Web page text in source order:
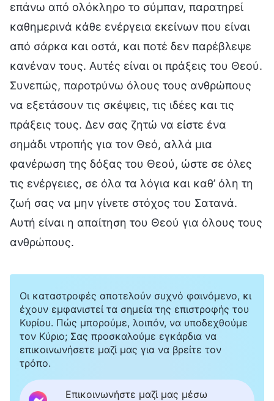
επάνω από ολόκληρο το σύμπαν, παρατηρεί
καθημερινά κάθε ενέργεια εκείνων που είναι
από σάρκα και οστά, και ποτέ δεν παρέβλεψε
κανέναν τους. Αυτές είναι οι πράξεις του Θεού.
Συνεπώς, παροτρύνω όλους τους ανθρώπους
να εξετάσουν τις σκέψεις, τις ιδέες και τις
πράξεις τους. Δεν σας ζητώ να είστε ένα
σημάδι ντροπής για τον Θεό, αλλά μια
φανέρωση της δόξας του Θεού, ώστε σε όλες
τις ενέργειες, σε όλα τα λόγια και καθ’ όλη τη
ζωή σας να μην γίνετε στόχος του Σατανά.
Αυτή είναι η απαίτηση του Θεού για όλους τους
ανθρώπους.
Οι καταστροφές αποτελούν συχνό φαινόμενο, κι
έχουν εμφανιστεί τα σημεία της επιστροφής του
Κυρίου. Πώς μπορούμε, λοιπόν, να υποδεχθούμε
τον Κύριο; Σας προσκαλούμε εγκάρδια να
επικοινωνήσετε μαζί μας για να βρείτε τον
τρόπο.
Επικοινωνήστε μαζί μας μέσω